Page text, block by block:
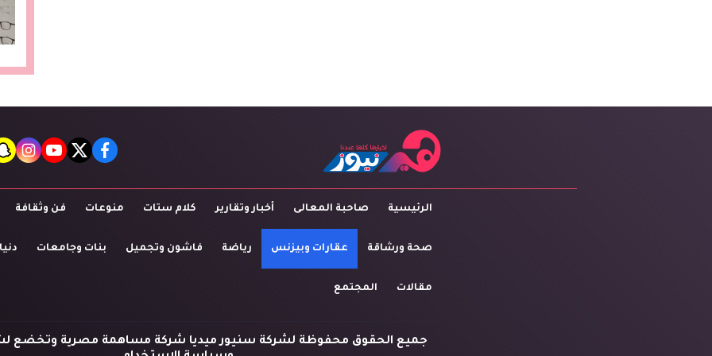
facebook
twitter
youtube
الرئيسية صاحبة المعالى أخبار وتقارير كلام ستات منوعات فن وثقافة
صحة ورشاقة عقارات وبيزنس رياضة فاشون وتجميل بنات وجامعات
مقالات المجتمع
جميع الحقوق محفوظة لشركة سنيور ميديا شركة مساهمة مصرية وتخضع